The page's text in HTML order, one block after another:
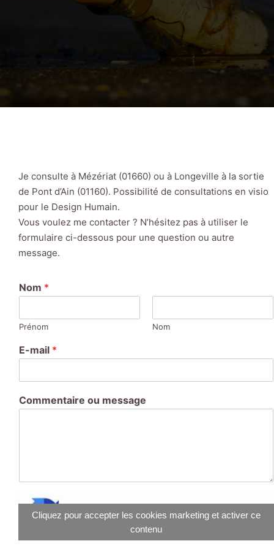
Je consulte à Mézériat (01660) ou à Longeville à la sortie
de Pont d’Ain (01160). Possibilité de consultations en visio
pour le Design Humain.
Vous voulez me contacter ? N’hésitez pas à utiliser le
formulaire ci-dessous pour une question ou autre
message.
Nom *
Prénom Nom
E-mail *
Commentaire ou message
Cliquez pour accepter les cookies marketing et activer ce
contenu